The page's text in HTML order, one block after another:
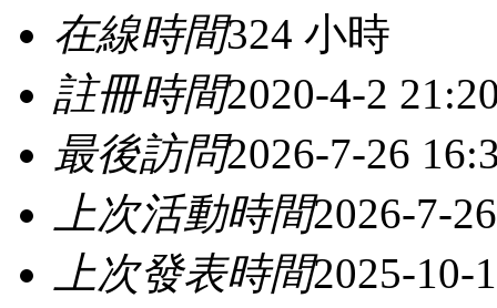
在線時間324 小時
註冊時間2020-4-2
最後訪問2026-7-26
上次活動時間2026-7-
上次發表時間2025-10-